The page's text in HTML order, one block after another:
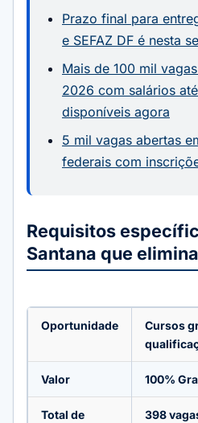
Prazo final para
e SEFAZ DF é nesta
Mais de 100 mil
2026 com salários
disponíveis agora
5 mil vagas abertas
federais com
Requisitos
Santana que
Oportunidade
Cursos
Valor 100%
Total de
398